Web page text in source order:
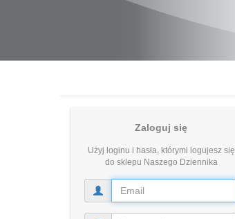
Zaloguj się
Użyj loginu i hasła, którymi logujesz się
do sklepu Naszego Dziennika